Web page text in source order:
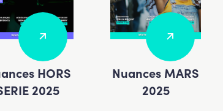
HORS
2025
Nuances MARS
2025